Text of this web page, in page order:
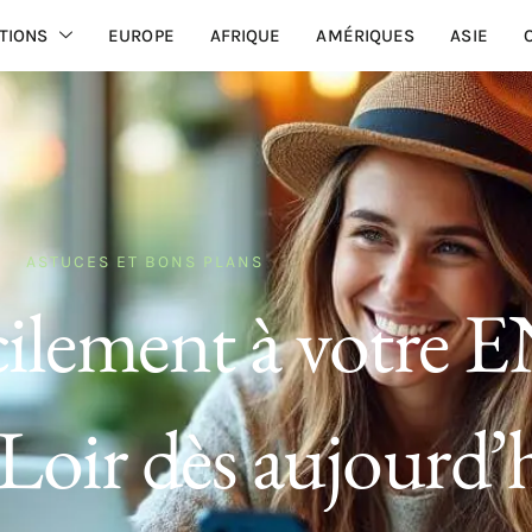
EUROPE AFRIQUE AMÉRIQUES ASIE
ASTUCES ET BONS PLANS
à votre
dès